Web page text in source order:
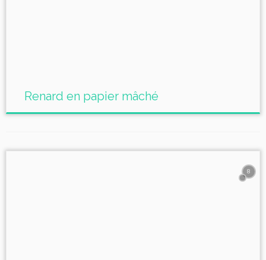
Renard en papier mâché
8